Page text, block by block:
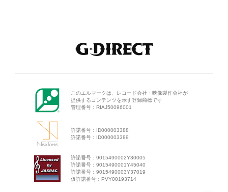
このエルマークは、レコード会社・映像製作会社が
提供するコンテンツを示す登録商標です
管理番号：RIAJ50096001
許諾番号：ID000003388
許諾番号：ID000003389
許諾番号：9015490002Y30005
許諾番号：9015490001Y45040
許諾番号：9015490003Y37019
仮許諾番号：PVY00193714